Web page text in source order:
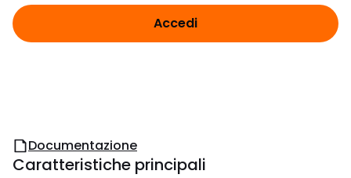
Accedi
Documentazione
Caratteristiche principali